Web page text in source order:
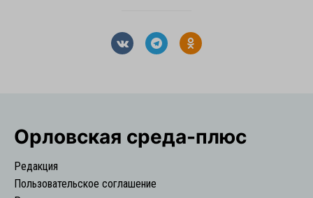
Орловская cреда-плюс
Редакция
Пользовательское соглашение